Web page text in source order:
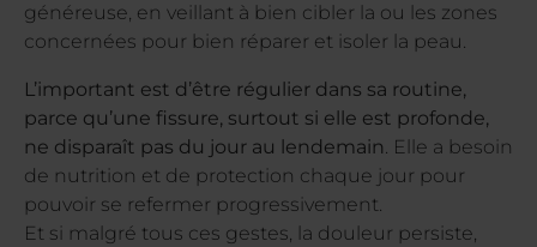
généreuse, en veillant à bien cibler la ou les zones
concernées pour bien réparer et isoler la peau.
L’important est d’être régulier dans sa routine,
parce qu’une fissure, surtout si elle est profonde,
ne disparaît pas du jour au lendemain. Elle a besoin
de nutrition et de protection chaque jour pour
pouvoir se refermer progressivement.
Et si malgré tous ces gestes, la douleur persiste,